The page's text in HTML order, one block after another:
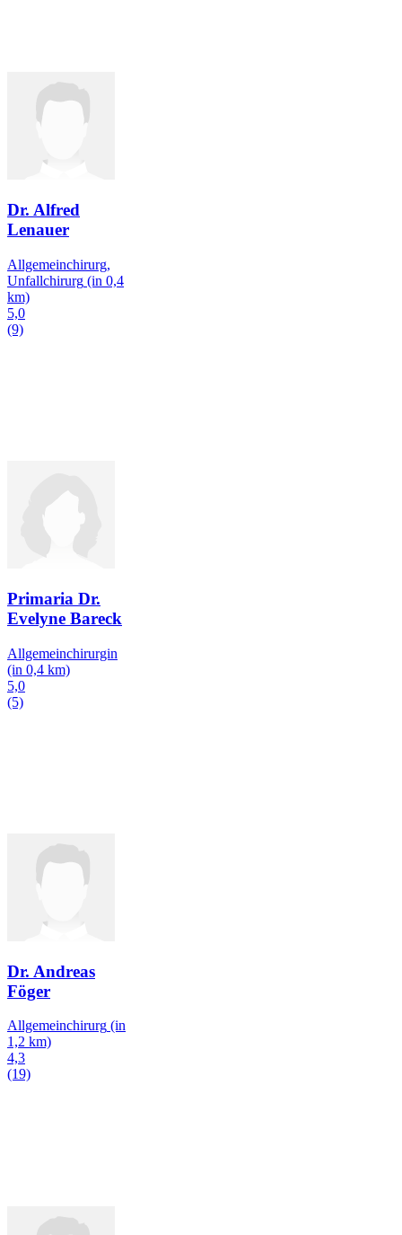
Dr. Alfred
Lenauer
Allgemeinchirurg,
Unfallchirurg (in 0,4
km)
5,0
(9)
Primaria Dr.
Evelyne Bareck
Allgemeinchirurgin
(in 0,4 km)
5,0
(5)
Dr. Andreas
Föger
Allgemeinchirurg (in
1,2 km)
4,3
(19)